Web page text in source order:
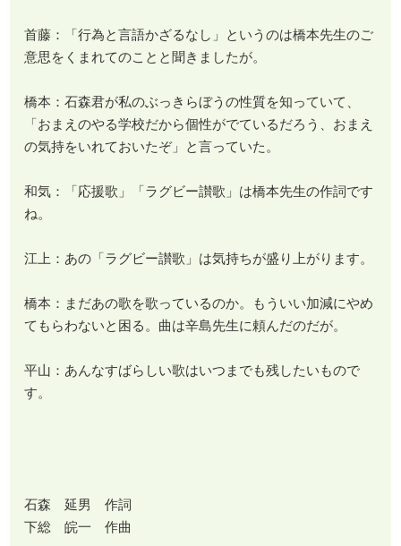
首藤：「行為と言語かざるなし」というのは橋本先生のご
意思をくまれてのことと聞きましたが。
橋本：石森君が私のぶっきらぼうの性質を知っていて、
「おまえのやる学校だから個性がでているだろう、おまえ
の気持をいれておいたぞ」と言っていた。
和気：「応援歌」「ラグビー讃歌」は橋本先生の作詞です
ね。
江上：あの「ラグビー讃歌」は気持ちが盛り上がります。
橋本：まだあの歌を歌っているのか。もういい加減にやめ
てもらわないと困る。曲は辛島先生に頼んだのだが。
平山：あんなすばらしい歌はいつまでも残したいもので
す。
石森 延男 作詞
下総 皖一 作曲